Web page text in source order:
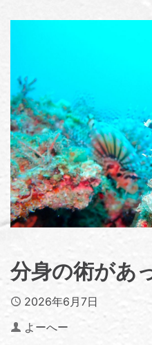
分身の術があ
Published
2026年6月7日
Author
よーへー